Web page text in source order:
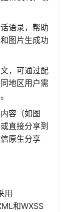
语录，帮助
图片生成功
，可通过配
地区用户需
容（如图
直接分享到
原生分享
用
和WXSS